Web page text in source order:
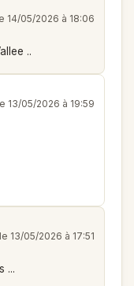
14/05/2026 à 18:06
..
13/05/2026 à 19:59
le 13/05/2026 à 17:51
...